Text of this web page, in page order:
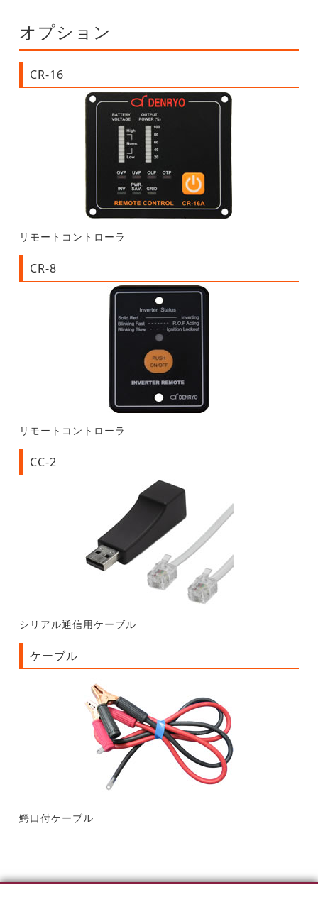
オプション
CR-16
リモートコントローラ
CR-8
リモートコントローラ
CC-2
シリアル通信用ケーブル
ケーブル
鰐口付ケーブル